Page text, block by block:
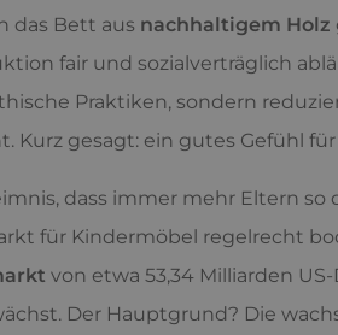
das Bett aus nachhaltigem Holz
fair und sozialverträglich
Praktiken, sondern
Kurz gesagt: ein gutes Gefühl
dass immer mehr Eltern
für Kindermöbel regelrecht
von etwa 53,34 Milliarden
Der Hauptgrund? Die